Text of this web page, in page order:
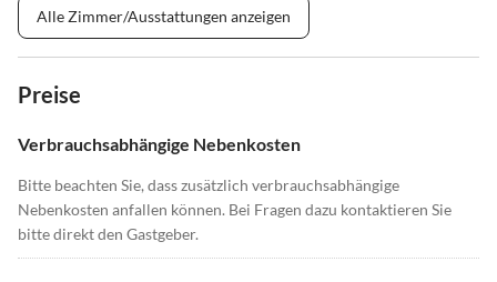
Alle Zimmer/Ausstattungen anzeigen
Preise
Verbrauchsabhängige Nebenkosten
Bitte beachten Sie, dass zusätzlich verbrauchsabhängige
Nebenkosten anfallen können. Bei Fragen dazu kontaktieren Sie
bitte direkt den Gastgeber.